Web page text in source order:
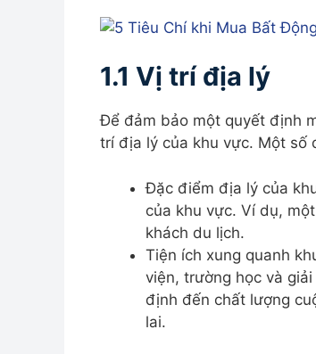
1.1 Vị trí địa lý
Để đảm bảo một quyết định
trí địa lý của khu vực. Một số
Đặc điểm địa lý của
của khu vực. Ví dụ,
khách du lịch.
Tiện ích xung quanh
viện, trường học và
định đến chất lượng
lai.